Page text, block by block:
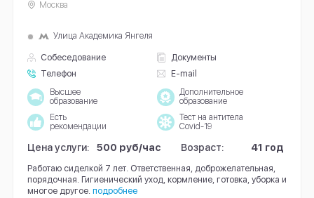
Собеседование
Документы
Телефон
E-mail
Москва
Улица Академика Янгеля
Высшее
образование
Дополнительное
образование
Есть
рекомендации
Тест на антитела
Covid-19
Цена услуги: 500 руб/час Возраст: 41 год
Работаю сиделкой 7 лет. Ответственная, доброжелательная,
порядочная. Гигиенический уход, кормление, готовка, уборка и
многое другое. подробнее